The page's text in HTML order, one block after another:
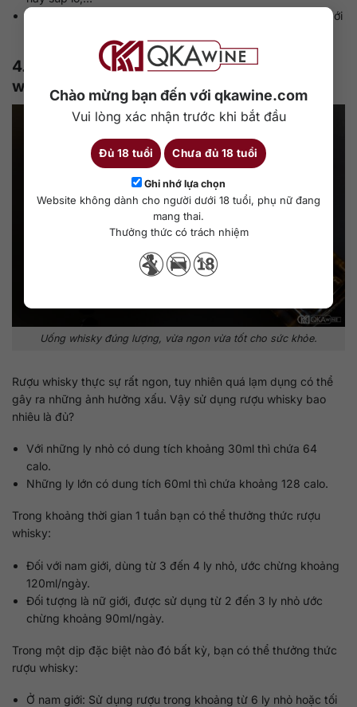
Chào mừng bạn đến với qkawine.com
Vui lòng xác nhận trước khi bắt đầu
Đủ 18 tuổi Chưa đủ 18 tuổi
Ghi nhớ lựa chọn
Website không dành cho người dưới 18 tuổi, phụ nữ đang
mang thai.
Thưởng thức có trách nhiệm
Đối với những món ăn có nhiều chất béo thì phù hợp nhất với
4. Khuyến nghị liều lượng sử dụng rượu
whisky
Uống whisky đúng lượng, vừa ngon vừa tốt cho sức khỏe.
Rượu whisky thực sự rất ngon, tuy nhiên quá lạm dụng có thể
gây ra những ảnh hưởng xấu. Vậy sử dụng rượu whisky bao
nhiêu là đủ?
Với những ly nhỏ có dung tích khoảng 30ml thì chứa 64
calo.
Những ly lớn có dung tích 60ml thì chứa khoảng 128 calo.
Trong khoảng thời gian 1 tuần bạn có thể thưởng thức rượu
whisky:
Đối với nam giới, dùng từ 3 đến 4 ly nhỏ, ước chừng khoảng
120ml/ngày.
Đối tượng là nữ giới, được sử dụng từ 2 đến 3 ly nhỏ ước
chừng khoảng 90ml/ngày.
Trong một dịp đặc biệt nào đó bất kỳ, bạn có thể thưởng thức
rượu whisky:
Ở nam giới: Sử dụng rượu trong khoảng từ 6 ly nhỏ hoặc tối